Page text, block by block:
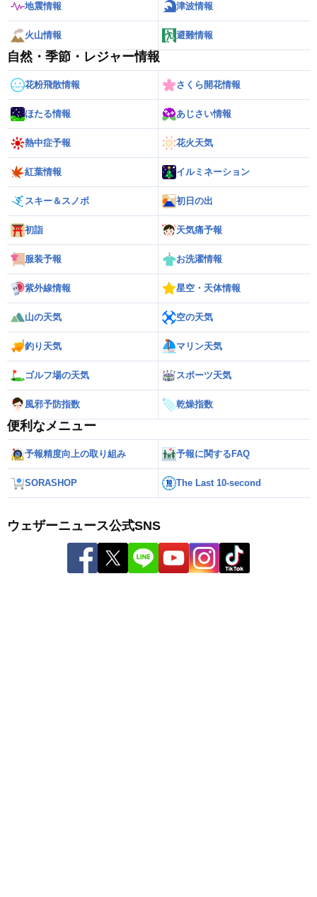
地震情報 津波情報
火山情報 避難情報
自然・季節・レジャー情報
花粉飛散情報 さくら開花情報
ほたる情報 あじさい情報
熱中症予報 花火天気
紅葉情報 イルミネーション
スキー＆スノボ 初日の出
初詣 天気痛予報
服装予報 お洗濯情報
紫外線情報 星空・天体情報
山の天気 空の天気
釣り天気 マリン天気
ゴルフ場の天気 スポーツ天気
風邪予防指数 乾燥指数
便利なメニュー
予報精度向上の取り組み 予報に関するFAQ
SORASHOP The Last 10-second
ウェザーニュース公式SNS